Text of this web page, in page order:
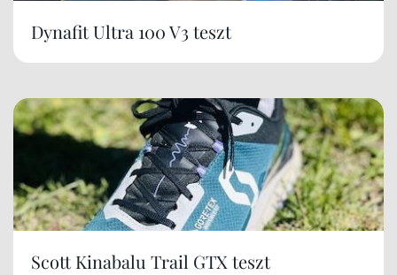
Dynafit Ultra 100 V3 teszt
Scott Kinabalu Trail GTX teszt